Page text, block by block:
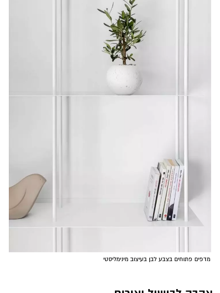
מדפים פתוחים בצבע לבן בעיצוב מינימליסטי